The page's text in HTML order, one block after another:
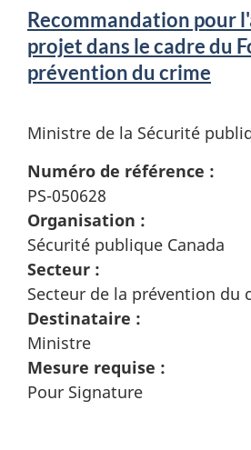
Recommandation pour
projet dans le cadre du
prévention du crime
Ministre de la Sécurité
Numéro de référence :
PS-050628
Organisation :
Sécurité publique Canada
Secteur :
Secteur de la prévention du
Destinataire :
Ministre
Mesure requise :
Pour Signature